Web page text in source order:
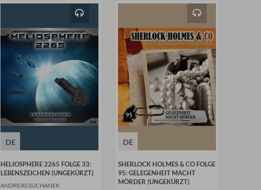
DE
HELIOSPHERE 2265 FOLGE 33:
LEBENSZEICHEN (UNGEKÜRZT)
ANDREAS SUCHANEK
DE
SHERLOCK HOLMES & CO FOLGE
95: GELEGENHEIT MACHT
MÖRDER (UNGEKÜRZT)